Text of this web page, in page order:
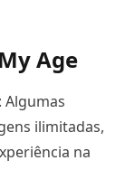
Age
: Algumas
ilimitadas,
na